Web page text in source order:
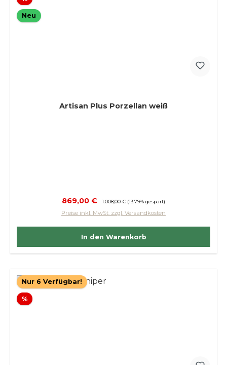
Neu
Artisan Plus Porzellan weiß
Verkaufspreis:
869,00 € Regulärer Preis:
1.008,00 € (13.79% gespart)
Preise inkl. MwSt. zzgl. Versandkosten
In den Warenkorb
Nur 6 Verfügbar!
%Rabatt